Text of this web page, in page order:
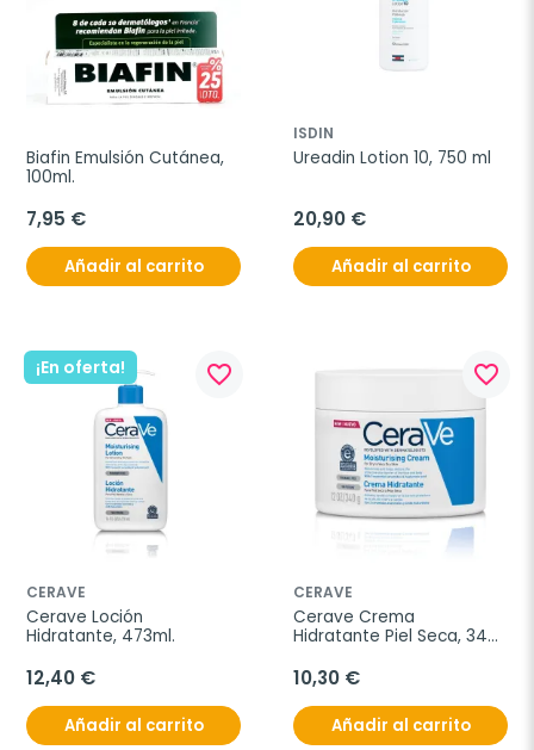
Biafin Emulsión Cutánea,
100ml.
7,95 €
Añadir al carrito
ISDIN
Ureadin Lotion 10, 750 ml
20,90 €
Añadir al carrito
¡En oferta! favorite_border
CERAVE
Cerave Loción
Hidratante, 473ml.
12,40 €
Añadir al carrito
favorite_border
CERAVE
Cerave Crema
Hidratante Piel Seca, 340
10,30 €
Añadir al carrito